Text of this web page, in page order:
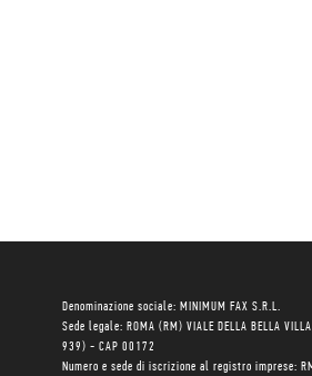
Denominazione sociale: MINIMUM FAX S.R.L.
Sede legale: ROMA (RM) VIALE DELLA BELLA
939) - CAP 00172
Numero e sede di iscrizione al registro imprese: